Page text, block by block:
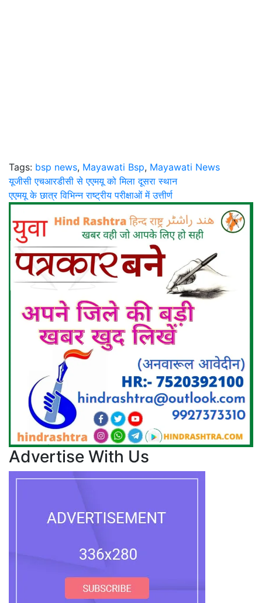
Tags: bsp news, Mayawati Bsp, Mayawati News
Post
navigation
यूजीसी एचआरडीसी से एएमयू को मिला दूसरा स्थान
एएमयू के छात्र विभिन्न राष्ट्रीय परीक्षाओं में उत्तीर्ण
Advertise With Us